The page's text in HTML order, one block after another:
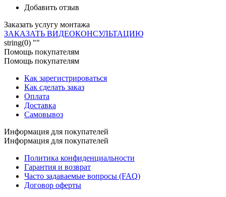
Добавить отзыв
Заказать услугу монтажа
ЗАКАЗАТЬ ВИДЕОКОНСУЛЬТАЦИЮ
string(0) ""
Помощь покупателям
Помощь покупателям
Как зарегистрироваться
Как сделать заказ
Оплата
Доставка
Самовывоз
Информация для покупателей
Информация для покупателей
Политика конфиденциальности
Гарантия и возврат
Часто задаваемые вопросы (FAQ)
Договор оферты